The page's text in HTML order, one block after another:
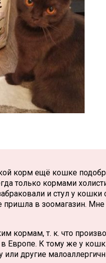
корм ещё кошке
только кормами
и стул у
в зоомагазин.
кормам, т. к. что
Европе. К тому же у
или другие